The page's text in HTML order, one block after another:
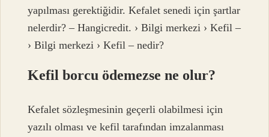
yapılması gerektiğidir. Kefalet senedi için şartlar
nelerdir? – Hangicredit. › Bilgi merkezi › Kefil –
› Bilgi merkezi › Kefil – nedir?
Kefil borcu ödemezse ne olur?
Kefalet sözleşmesinin geçerli olabilmesi için
yazılı olması ve kefil tarafından imzalanması